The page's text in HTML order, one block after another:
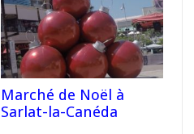
Marché de Noël à
Sarlat-la-Canéda